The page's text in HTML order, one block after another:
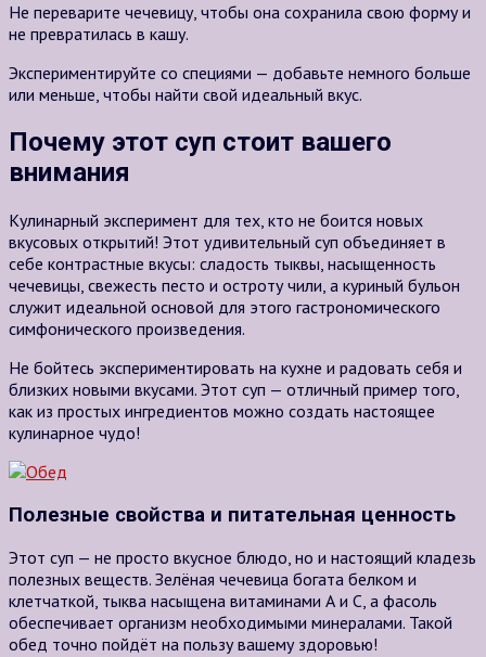
Не переварите чечевицу, чтобы она сохранила свою форму и
не превратилась в кашу.
Экспериментируйте со специями — добавьте немного больше
или меньше, чтобы найти свой идеальный вкус.
Почему этот суп стоит вашего
внимания
Кулинарный эксперимент для тех, кто не боится новых
вкусовых открытий! Этот удивительный суп объединяет в
себе контрастные вкусы: сладость тыквы, насыщенность
чечевицы, свежесть песто и остроту чили, а куриный бульон
служит идеальной основой для этого гастрономического
симфонического произведения.
Не бойтесь экспериментировать на кухне и радовать себя и
близких новыми вкусами. Этот суп — отличный пример того,
как из простых ингредиентов можно создать настоящее
кулинарное чудо!
Полезные свойства и питательная ценность
Этот суп — не просто вкусное блюдо, но и настоящий кладезь
полезных веществ. Зелёная чечевица богата белком и
клетчаткой, тыква насыщена витаминами А и С, а фасоль
обеспечивает организм необходимыми минералами. Такой
обед точно пойдёт на пользу вашему здоровью!